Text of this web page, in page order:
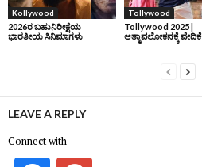
Kollywood
2026ರ ಬಹುನಿರೀಕ್ಷೆಯ
ಭಾರತೀಯ ಸಿನಿಮಾಗಳು
Tollywood
Tollywood 2025 |
ಆತ್ಮಾವಲೋಕನಕ್ಕೆ ವೇದಿಕೆ
LEAVE A REPLY
Connect with